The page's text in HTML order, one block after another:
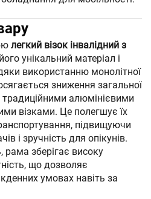
легкий візок інвалідний з
унікальний матеріал і
використанню монолітної
зниження загальної
традиційними алюмінієвими
візками. Це полегшує їх
підвищуючи
і зручність для опікунів.
рама зберігає високу
що дозволяє
умовах навіть за